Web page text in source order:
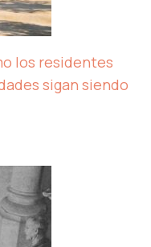
los residentes
sigan siendo